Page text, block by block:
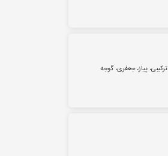
پیاز، جعفری، گوجه